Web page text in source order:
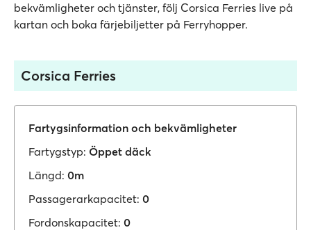
bekvämligheter och tjänster, följ Corsica Ferries live på
kartan och boka färjebiljetter på Ferryhopper.
Corsica Ferries
Fartygsinformation och bekvämligheter
Fartygstyp: Öppet däck
Längd: 0m
Passagerarkapacitet: 0
Fordonskapacitet: 0